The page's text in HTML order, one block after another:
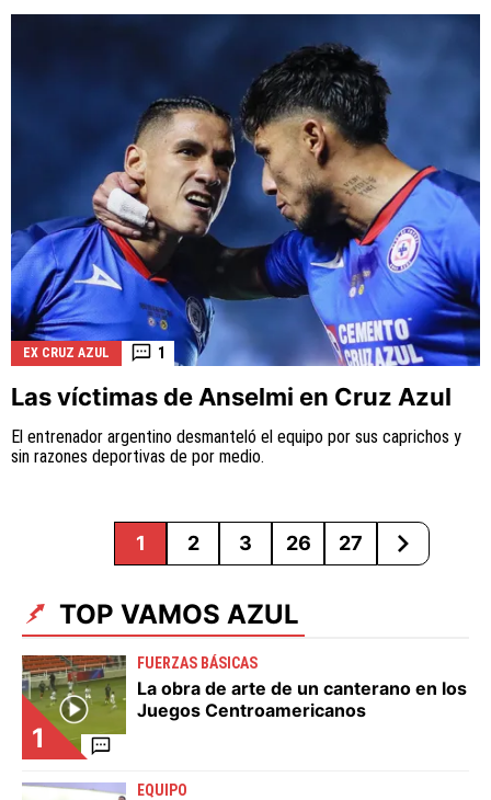
EX CRUZ AZUL 1
Las víctimas de Anselmi en Cruz Azul
El entrenador argentino desmanteló el equipo por sus caprichos y
sin razones deportivas de por medio.
1 2 3 26 27
TOP VAMOS AZUL
1
FUERZAS BÁSICAS
La obra de arte de un canterano en los
Juegos Centroamericanos
EQUIPO